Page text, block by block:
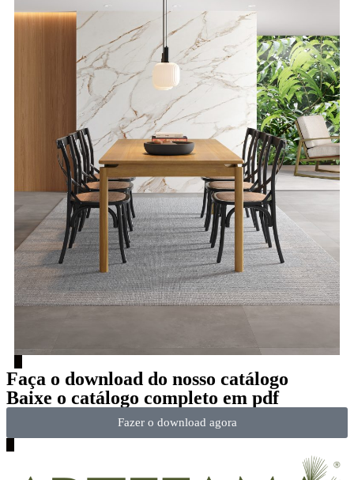
Faça o download do nosso catálogo
Baixe o catálogo completo em pdf
Fazer o download agora